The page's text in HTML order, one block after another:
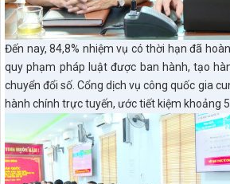
Đến nay, 84,8% nhiệm vụ có thời hạn đã
quy phạm pháp luật được ban hành, tạo
chuyển đổi số. Cổng dịch vụ công quốc gia
hành chính trực tuyến, ước tiết kiệm khoảng